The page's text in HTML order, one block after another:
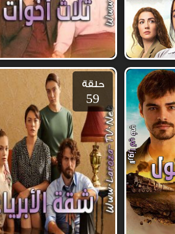
حلقة
59